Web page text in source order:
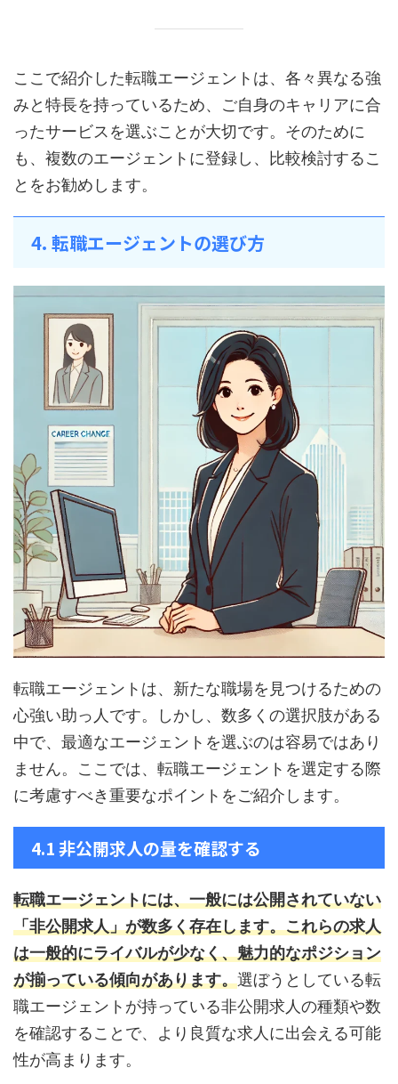
ここで紹介した転職エージェントは、各々異なる強
みと特長を持っているため、ご自身のキャリアに合
ったサービスを選ぶことが大切です。そのために
も、複数のエージェントに登録し、比較検討するこ
とをお勧めします。
4. 転職エージェントの選び方
転職エージェントは、新たな職場を見つけるための
心強い助っ人です。しかし、数多くの選択肢がある
中で、最適なエージェントを選ぶのは容易ではあり
ません。ここでは、転職エージェントを選定する際
に考慮すべき重要なポイントをご紹介します。
4.1 非公開求人の量を確認する
転職エージェントには、一般には公開されていない
「非公開求人」が数多く存在します。これらの求人
は一般的にライバルが少なく、魅力的なポジション
が揃っている傾向があります。選ぼうとしている転
職エージェントが持っている非公開求人の種類や数
を確認することで、より良質な求人に出会える可能
性が高まります。